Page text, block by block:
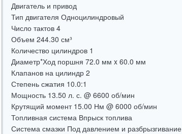
Двигатель и привод
Тип двигателя Одноцилиндровый
Число тактов 4
Объем 244.30 см³
Количество цилиндров 1
Диаметр*Ход поршня 72.0 мм x 60.0 мм
Клапанов на цилиндр 2
Степень сжатия 10.0:1
Мощность 13.50 л. с. @ 6600 об/мин
Крутящий момент 15.00 Нм @ 6000 об/мин
Топливная система Впрыск топлива
Система смазки Под давлением и разбрызгивание